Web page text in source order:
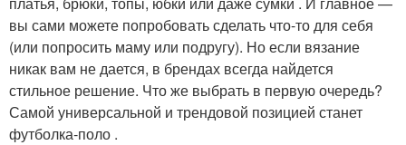
вы сами можете попробовать сделать что-то для себя
(или попросить маму или подругу). Но если вязание
никак вам не дается, в брендах всегда найдется
стильное решение. Что же выбрать в первую очередь?
Самой универсальной и трендовой позицией станет
футболка‑поло .